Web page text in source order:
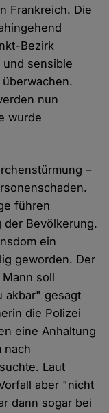
Frankreich. Die
Bezirk
sensible
nun
wurde
–
führen
Bevölkerung.
ein
geworden. Der
soll
akbar" gesagt
die Polizei
eine Anhaltung
nach
Laut
aber "nicht
dann sogar bei